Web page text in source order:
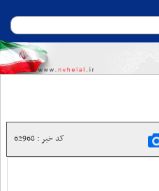
کد خبر : 62968